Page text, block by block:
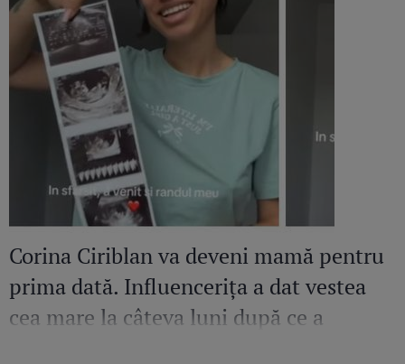
Corina Ciriblan va deveni mamă pentru
prima dată. Influencerița a dat vestea
cea mare la câteva luni după ce a